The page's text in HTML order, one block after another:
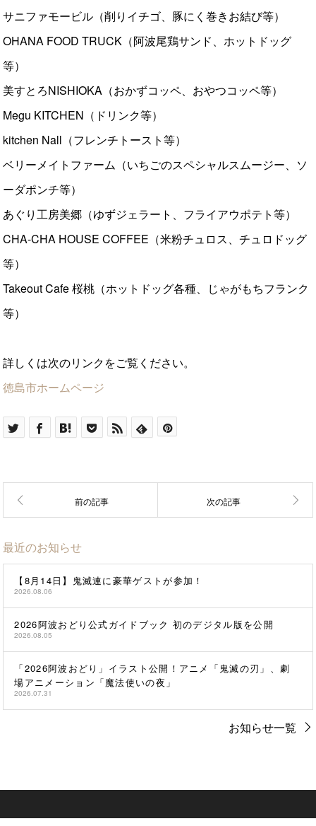
サニファモービル（削りイチゴ、豚にく巻きお結び等）
OHANA FOOD TRUCK（阿波尾鶏サンド、ホットドッグ
等）
美すとろNISHIOKA（おかずコッペ、おやつコッペ等）
Megu KITCHEN（ドリンク等）
kitchen Nall（フレンチトースト等）
ベリーメイトファーム（いちごのスペシャルスムージー、ソ
ーダポンチ等）
あぐり工房美郷（ゆずジェラート、フライアウポテト等）
CHA-CHA HOUSE COFFEE（米粉チュロス、チュロドッグ
等）
Takeout Cafe 桜桃（ホットドッグ各種、じゃがもちフランク
等）
詳しくは次のリンクをご覧ください。
徳島市ホームページ
最近のお知らせ
【8月14日】鬼滅連に豪華ゲストが参加！
2026.08.06
2026阿波おどり公式ガイドブック 初のデジタル版を公開
2026.08.05
「2026阿波おどり」イラスト公開！アニメ「鬼滅の刃」、劇
場アニメーション「魔法使いの夜」
2026.07.31
お知らせ一覧